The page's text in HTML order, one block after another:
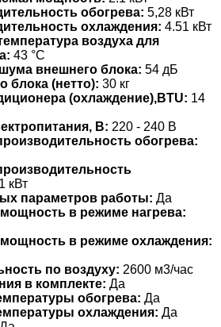
обогрева: 5,28 кВт
охлаждения: 4.51 кВт
воздуха для
43 °С
внешнего блока: 54 дБ
блока (нетто): 30 кг
(охлаждение),BTU: 14
В: 220 - 240 В
обогрева:
кВт
параметров работы: Да
в режиме нагрева:
в режиме охлаждения:
по воздуху: 2600 м3/час
в комплекте: Да
обогрева: Да
охлаждения: Да